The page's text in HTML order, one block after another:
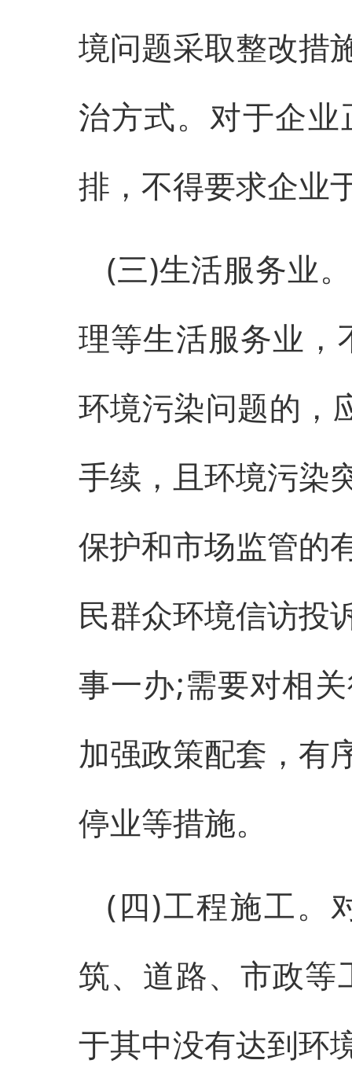
境问题采取整改措
治方式。对于企
排，不得要求企业
(三)生活服务业
理等生活服务业，
环境污染问题的，
手续，且环境污染
保护和市场监管的
民群众环境信访投
事一办;需要对相
加强政策配套，有
停业等措施。
(四)工程施工。
筑、道路、市政等
于其中没有达到环